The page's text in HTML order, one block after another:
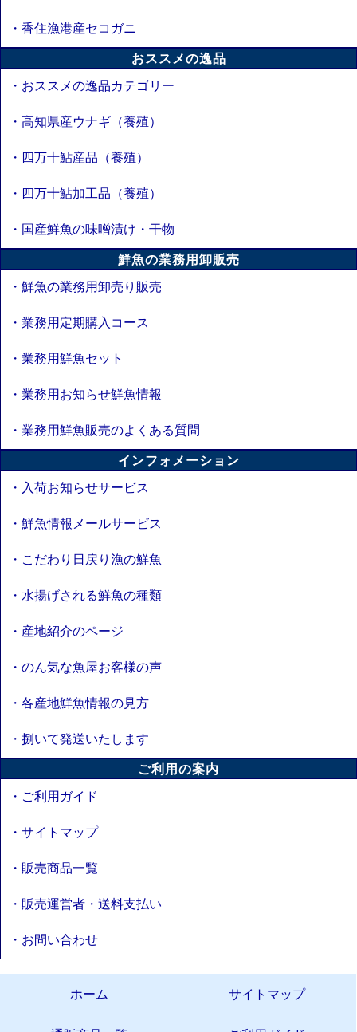
・香住漁港産セコガニ
おススメの逸品
・おススメの逸品カテゴリー
・高知県産ウナギ（養殖）
・四万十鮎産品（養殖）
・四万十鮎加工品（養殖）
・国産鮮魚の味噌漬け・干物
鮮魚の業務用卸販売
・鮮魚の業務用卸売り販売
・業務用定期購入コース
・業務用鮮魚セット
・業務用お知らせ鮮魚情報
・業務用鮮魚販売のよくある質問
インフォメーション
・入荷お知らせサービス
・鮮魚情報メールサービス
・こだわり日戻り漁の鮮魚
・水揚げされる鮮魚の種類
・産地紹介のページ
・のん気な魚屋お客様の声
・各産地鮮魚情報の見方
・捌いて発送いたします
ご利用の案内
・ご利用ガイド
・サイトマップ
・販売商品一覧
・販売運営者・送料支払い
・お問い合わせ
ホーム サイトマップ